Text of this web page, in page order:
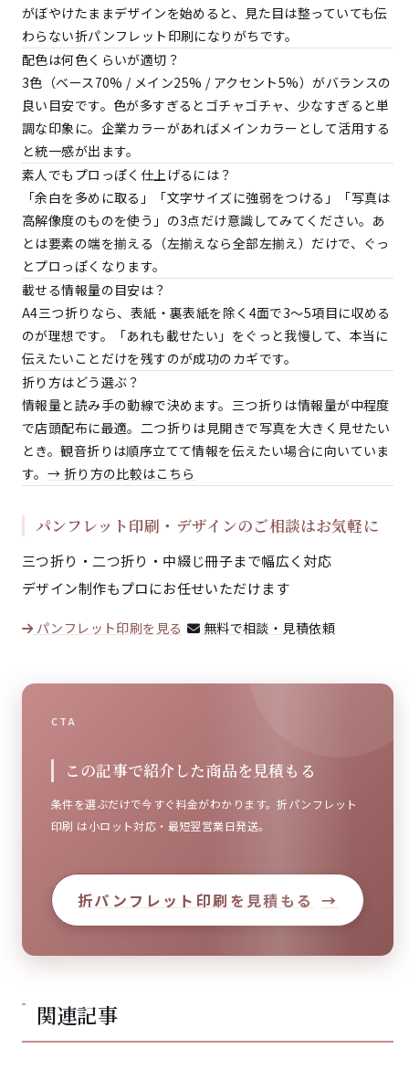
がぼやけたままデザインを始めると、見た目は整っていても伝
わらない折パンフレット印刷になりがちです。
配色は何色くらいが適切？
3色（ベース70% / メイン25% / アクセント5%）がバランスの
良い目安です。色が多すぎるとゴチャゴチャ、少なすぎると単
調な印象に。企業カラーがあればメインカラーとして活用する
と統一感が出ます。
素人でもプロっぽく仕上げるには？
「余白を多めに取る」「文字サイズに強弱をつける」「写真は
高解像度のものを使う」の3点だけ意識してみてください。あ
とは要素の端を揃える（左揃えなら全部左揃え）だけで、ぐっ
とプロっぽくなります。
載せる情報量の目安は？
A4三つ折りなら、表紙・裏表紙を除く4面で3〜5項目に収める
のが理想です。「あれも載せたい」をぐっと我慢して、本当に
伝えたいことだけを残すのが成功のカギです。
折り方はどう選ぶ？
情報量と読み手の動線で決めます。三つ折りは情報量が中程度
で店頭配布に最適。二つ折りは見開きで写真を大きく見せたい
とき。観音折りは順序立てて情報を伝えたい場合に向いていま
す。 → 折り方の比較はこちら
パンフレット印刷・デザインのご相談はお気軽に
三つ折り・二つ折り・中綴じ冊子まで幅広く対応
デザイン制作もプロにお任せいただけます
パンフレット印刷を見る 無料で相談・見積依頼
CTA
この記事で紹介した商品を見積もる
条件を選ぶだけで今すぐ料金がわかります。折パンフレット
印刷 は小ロット対応・最短翌営業日発送。
折パンフレット印刷を見積もる →
関連記事